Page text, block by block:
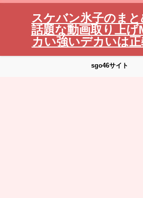
スケバン氷子のまと
話題な動画取り上げ
カい強いデカいは
sgo46サイト